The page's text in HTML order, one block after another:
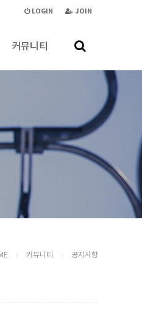
JOIN
LOGIN
커뮤니티
커뮤니티 공지사항